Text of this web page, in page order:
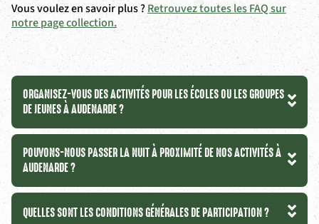
ORGANISEZ-VOUS DES ACTIVITÉS POUR LES ÉCOLES OU LES GROUPES
DE JEUNES À AUDENARDE ?
POUVONS-NOUS PASSER LA NUIT À PROXIMITÉ DE NOS ACTIVITÉS À
AUDENARDE ?
QUELLES SONT LES CONDITIONS GÉNÉRALES DE PARTICIPATION ?
Vous voulez en savoir plus ?Retrouvez toutes les FAQ sur
notre page collection.